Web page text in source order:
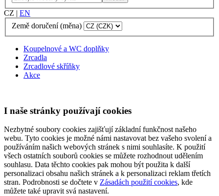
CZ | EN
Země doručení (měna)
Koupelnové a WC doplňky
Zrcadla
Zrcadlové skříňky
Akce
I naše stránky používají cookies
Nezbytné soubory cookies zajišťují základní funkčnost našeho
webu. Tyto cookies je možné námi nastavovat bez vašeho svolení a
používáním našich webových stránek s nimi souhlasíte. K použití
všech ostatních souborů cookies se můžete rozhodnout udělením
souhlasu. Data těchto cookies pak mohou být použita k další
personalizaci obsahu našich stránek a k personalizaci reklam třetích
stran. Podrobnosti se dočtete v Zásadách použití cookies, kde
můžete také upravit svá nastavení.